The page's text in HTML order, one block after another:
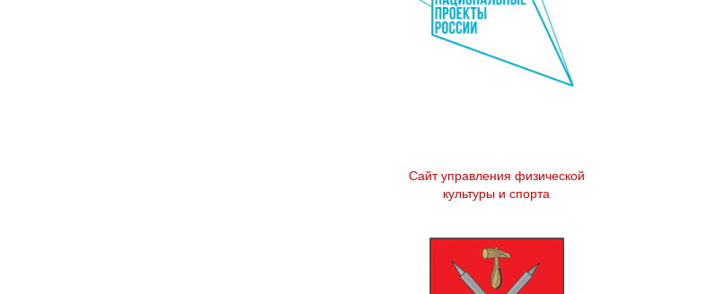
Сайт управления физической
культуры и спорта